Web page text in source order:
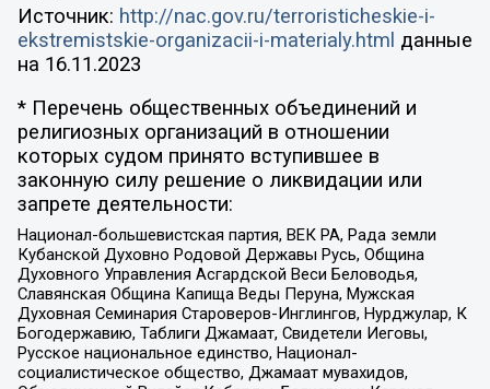
Источник: http://nac.gov.ru/terroristicheskie-i-
ekstremistskie-organizacii-i-materialy.html данные
на 16.11.2023
* Перечень общественных объединений и
религиозных организаций в отношении
которых судом принято вступившее в
законную силу решение о ликвидации или
запрете деятельности:
Национал-большевистская партия, ВЕК РА, Рада земли
Кубанской Духовно Родовой Державы Русь, Община
Духовного Управления Асгардской Веси Беловодья,
Славянская Община Капища Веды Перуна, Мужская
Духовная Семинария Староверов-Инглингов, Нурджулар, К
Богодержавию, Таблиги Джамаат, Свидетели Иеговы,
Русское национальное единство, Национал-
социалистическое общество, Джамаат мувахидов,